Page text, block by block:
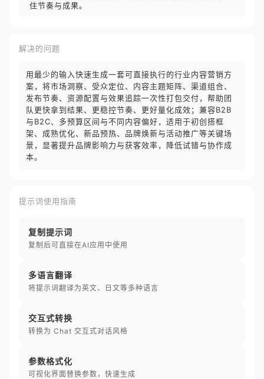
住节奏与成果。
解决的问题
用最少的输入快速生成一套可直接执行的行业内容营销方
案，将市场洞察、受众定位、内容主题矩阵、渠道组合、
发布节奏、资源配置与效果追踪一次性打包交付，帮助团
队更快拿到结果、更稳控节奏、更好量化成效；兼容B2B
与B2C、多预算区间与不同内容偏好，适用于初创搭框
架、成熟优化、新品预热、品牌焕新与活动推广等关键场
景，显著提升品牌影响力与获客效率，降低试错与协作成
本。
提示词使用指南
复制提示词
复制后可直接在AI应用中使用
多语言翻译
将提示词翻译为英文、日文等多种语言
交互式转换
转换为 Chat 交互式对话风格
参数格式化
可视化界面替换参数，快速生成